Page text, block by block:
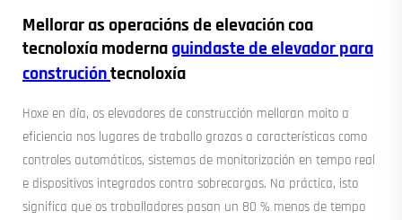
Mellorar as operacións de elevación coa
tecnoloxía modernaguindaste de elevador para
construcióntecnoloxía
Hoxe en día, os elevadores de construcción melloran moito a
eficiencia nos lugares de traballo grazas a características como
controles automáticos, sistemas de monitorización en tempo real
e dispositivos integrados contra sobrecargas. Na práctica, isto
significa que os traballadores pasan un 80 % menos de tempo